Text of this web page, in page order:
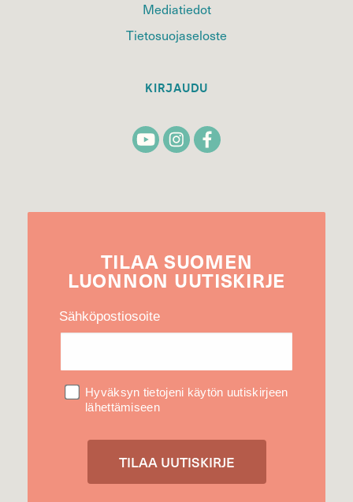
Mediatiedot
Tietosuojaseloste
KIRJAUDU
TILAA SUOMEN
LUONNON UUTIS­KIRJE
Sähköpostiosoite
Hyväksyn tietojeni käytön uutiskirjeen
lähettämiseen